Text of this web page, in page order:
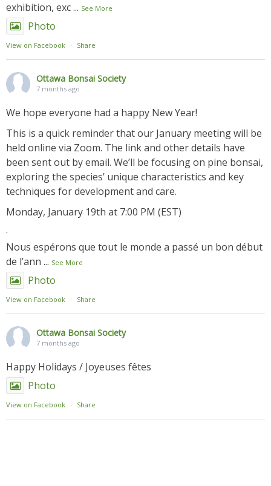
exhibition, exc... See More
Photo
View on Facebook · Share
Ottawa Bonsai Society
7 months ago
We hope everyone had a happy New Year!
This is a quick reminder that our January meeting will be
held online via Zoom. The link and other details have
been sent out by email. We’ll be focusing on pine bonsai,
exploring the species’ unique characteristics and key
techniques for development and care.
Monday, January 19th at 7:00 PM (EST)
.
Nous espérons que tout le monde a passé un bon début
de l’ann ... See More
Photo
View on Facebook · Share
Ottawa Bonsai Society
7 months ago
Happy Holidays / Joyeuses fêtes
Photo
View on Facebook · Share